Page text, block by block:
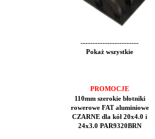
------------------------
Pokaż wszystkie
PROMOCJE
110mm szerokie błotniki
rowerowe FAT aluminiowe
CZARNE dla kół 20x4.0 i
24x3.0 PAR9320BRN